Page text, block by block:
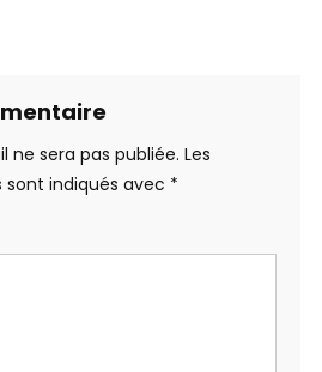
ne sera pas publiée. Les
indiqués avec *